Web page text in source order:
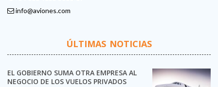
info@aviones.com
ÚLTIMAS NOTICIAS
EL GOBIERNO SUMA OTRA EMPRESA AL
NEGOCIO DE LOS VUELOS PRIVADOS